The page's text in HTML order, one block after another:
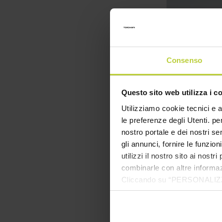
Consenso
Questo sito web utilizza i
Utilizziamo cookie tecnici e
le preferenze degli Utenti.
nostro portale e dei nostri
gli annunci, fornire le
utilizzi il nostro sito ai nostri
combinarle con altre
Cliccando su
che sono necessari per il
informazioni complete ti
La chimica ha
bene il ruolo
Farmaceutica
Ma non solo
fondamentali
come per la
processi
veramente